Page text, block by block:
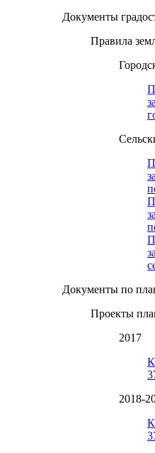
Документы
Правила
Документы по
Проекты
2017
2018-